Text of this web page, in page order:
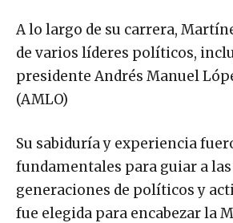
A lo largo de su carrera,
de varios líderes políticos,
presidente Andrés Manuel
(AMLO)
Su sabiduría y experiencia
fundamentales para guiar a
generaciones de políticos y
fue elegida para encabezar la